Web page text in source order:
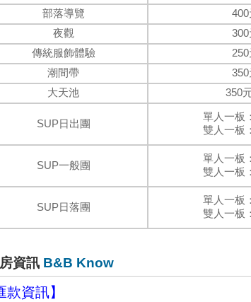
部落導覽
400
夜觀
300
傳統服飾體驗
250
潮間帶
350
大天池
350
SUP日出團
單人一板
雙人一板
SUP一般團
單人一板
雙人一板
SUP日落團
單人一板
雙人一板
資訊B&B Know
款資訊】